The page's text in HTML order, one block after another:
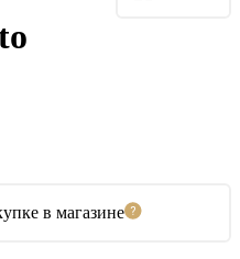
в магазине